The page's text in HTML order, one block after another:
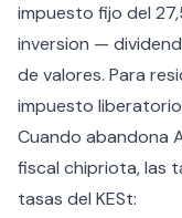
impuesto fijo del
inversion —
de valores. Para
impuesto
Cuando abandona
fiscal chipriota, las
tasas del KESt: